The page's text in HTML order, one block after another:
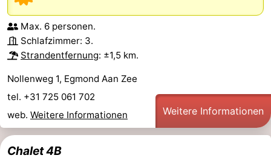
Max. 6 personen.
Schlafzimmer: 3.
Strandentfernung: ±1,5 km.
Nollenweg 1, Egmond Aan Zee
tel. +31 725 061 702
web. Weitere Informationen Weitere Informationen
Chalet 4B